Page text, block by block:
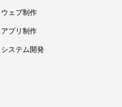
ウェブ制作
アプリ制作
システム開発